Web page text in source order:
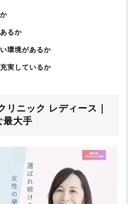
るか
環境があるか
実しているか
リニック レディース｜
最大手